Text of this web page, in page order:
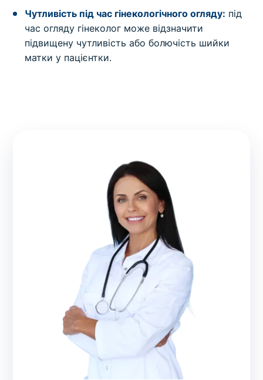
Чутливість під час гінекологічного огляду: під
час огляду гінеколог може відзначити
підвищену чутливість або болючість шийки
матки у пацієнтки.